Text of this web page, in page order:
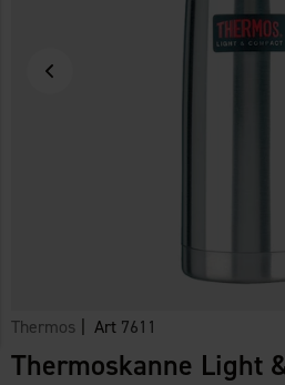
Thermos | Art 7611
Thermoskanne Light